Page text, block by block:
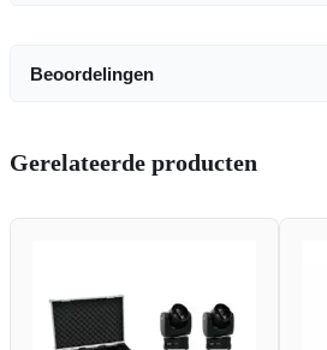
Beoordelingen
Gerelateerde producten